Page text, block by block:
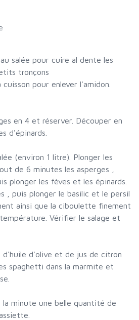
salée pour cuire al dente les
tronçons
pour enlever l'amidon.
en 4 et réserver. Découper en
d'épinards.
(environ 1 litre). Plonger les
de 6 minutes les asperges ,
plonger les fèves et les épinards.
, puis plonger le basilic et le persil
ainsi que la ciboulette finement
Vérifier le salage et
d'huile d'olive et de jus de citron
spaghetti dans la marmite et
la minute une belle quantité de